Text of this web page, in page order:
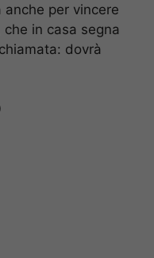
per vincere
in casa segna
dovrà